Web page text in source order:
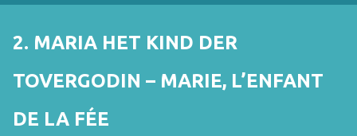
2. MARIA HET KIND DER
TOVERGODIN – MARIE, L’ENFANT
DE LA FÉE